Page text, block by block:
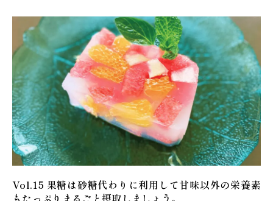
Vol.15 果糖は砂糖代わりに利用して甘味以外の栄養素
もたっぷりまるごと摂取しましょう。